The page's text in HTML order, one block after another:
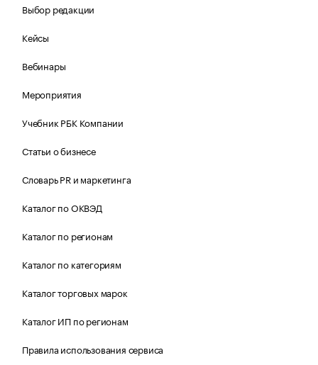
Выбор редакции
Кейсы
Вебинары
Мероприятия
Учебник РБК Компании
Статьи о бизнесе
Словарь PR и маркетинга
Каталог по ОКВЭД
Каталог по регионам
Каталог по категориям
Каталог торговых марок
Каталог ИП по регионам
Правила использования сервиса